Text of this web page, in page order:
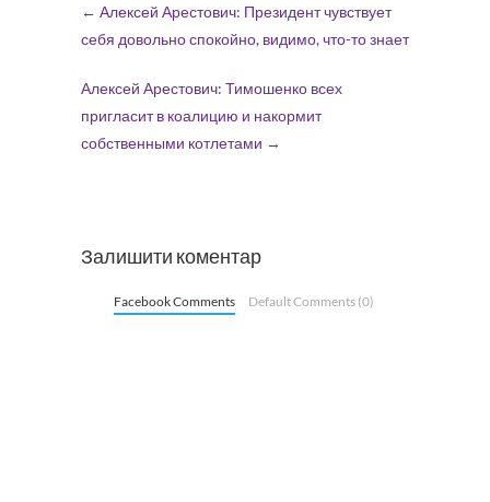
← Алексей Арестович: Президент чувствует
себя довольно спокойно, видимо, что-то знает
Алексей Арестович: Тимошенко всех
пригласит в коалицию и накормит
собственными котлетами →
Залишити коментар
Facebook Comments Default Comments (0)